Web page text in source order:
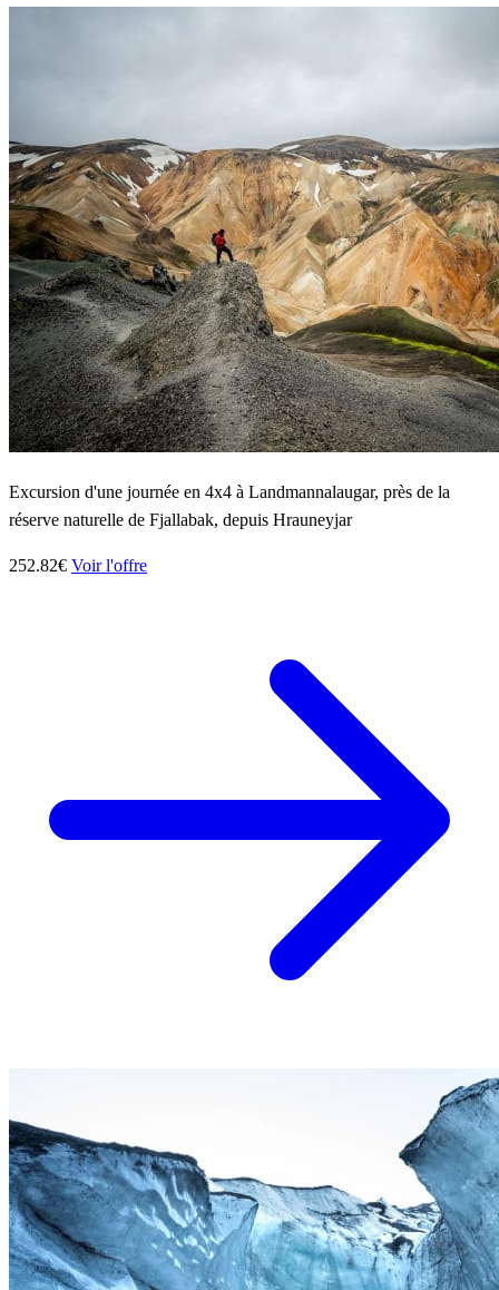
Excursion d'une journée en 4x4 à Landmannalaugar, près de la
réserve naturelle de Fjallabak, depuis Hrauneyjar
252.82€ Voir l'offre